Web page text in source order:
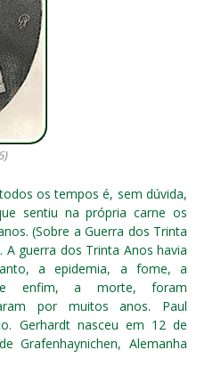
os tempos é, sem dúvida,
sentiu na própria carne os
(Sobre a Guerra dos Trinta
guerra dos Trinta Anos havia
a epidemia, a fome, a
e enfim, a morte, foram
por muitos anos. Paul
Gerhardt nasceu em 12 de
Grafenhaynichen, Alemanha